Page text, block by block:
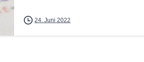
24. Juni 2022